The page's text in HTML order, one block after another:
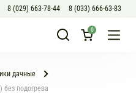
8 (029) 663-78-44 8 (033) 666-63-83
0
дачные
подогрева